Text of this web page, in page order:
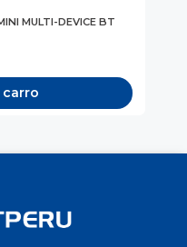
MULTI-DEVICE BT
carro